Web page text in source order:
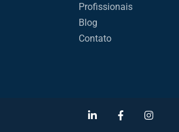
Profissionais
Blog
Contato